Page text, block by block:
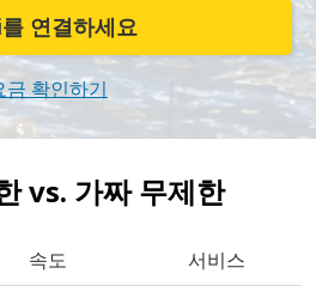
연결하세요
금 확인하기
vs. 가짜 무제한
속도 서비스